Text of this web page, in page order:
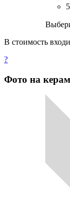
В стоимость
?
Фото на